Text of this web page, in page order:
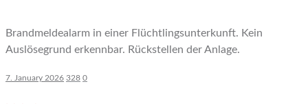
Brandmeldealarm in einer Flüchtlingsunterkunft. Kein
Auslösegrund erkennbar. Rückstellen der Anlage.
7. January 2026 328 0